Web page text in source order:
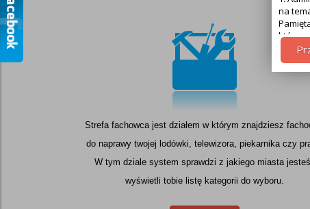
na
którą
Cel
1. Jeśli
wycofać.
2.
Strefa fachowca jest działem w którym znajdziesz
do naprawy twojej lodówki, telewizora, piekarnika czy
W tym dziale system sprawdzi z jakiego miasta
wyświetli tobie listę kategorii do wyboru.